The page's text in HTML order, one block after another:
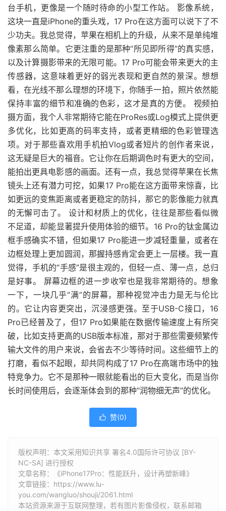
台手机，更像是一个随时待命的小型工作站。 影像系统，
这块一直是iPhone的重头戏，17 Pro在这方面可以说下了不
少功夫。我总觉得，苹果在相机上的升级，从来不是单纯堆
像素那么简单。它更注重的是那种“所见即所得”的真实感，
以及计算摄影带来的无限可能。17 Pro可能会带来更大的主
传感器，这意味着更好的弱光表现和更自然的景深。想想
看，在光线不那么理想的环境下，你随手一拍，照片依然能
保持丰富的细节和准确的色彩，这才是真的方便。 视频拍
摄方面，我个人非常期待它能在ProRes或Log模式上提供更
多优化，比如更高的码率支持，或者更精细的色彩管理选
项。对于那些喜欢用手机拍Vlog或者短片的创作者来说，
这无疑是巨大的福音。它让你在后期调色时有更大的空间，
能拍出更具电影感的画面。还有一点，我总觉得苹果在长焦
镜头上还有潜力可挖，如果17 Pro能在这方面带来惊喜，比
如更远的变焦距离或者更稳定的防抖，那它的影像能力就真
的无懈可击了。 设计和材质上的优化，往往是那些看似微
不足道，却能显著提升使用体验的细节。16 Pro的钛金属边
框手感确实不错，但如果17 Pro能进一步减轻重量，或者在
边框处理上更加圆润，那握持感肯定会更上一层楼。我一直
觉得，手机的“手感”是很主观的，但轻一点、薄一点，总归
是好事。 屏幕边框的进一步收窄也是我非常期待的。想象
一下，一块几乎“满”的屏幕，那种视觉冲击力是无与伦比
的。它让内容更突出，沉浸感更强。至于USB-C接口，16
Pro已经普及了，但17 Pro如果能在数据传输速度上有所突
破，比如支持更高的USB版本标准，那对于那些需要频繁传
输大文件的用户来说，会省去不少等待时间。这些细节上的
打磨，看似不起眼，却共同构成了17 Pro在高端市场中的独
特竞争力。它不是那种一眼就能看出的巨大变化，而是当你
长时间使用后，会逐渐体会到的那种“润物细无声”的优化。
 赞(0)
版权声明：本文采用知识共享 署名4.0国际许可协议 [BY-
NC-SA] 进行授权
文章名称：《iPhone17Pro：性能跃升，设计再塑新峰》
文章链接： https://www.lu-
you.com/wangluo/shouji/2061.html
本站资源来源于互联网整理，若有图片影像侵权，联系邮箱